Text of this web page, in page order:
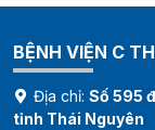
BỆNH VIỆN C
Địa chỉ: Số 595
tỉnh Thái Nguyên